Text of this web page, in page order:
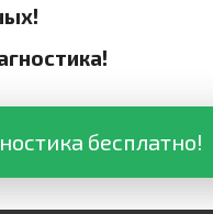
бесплатно!